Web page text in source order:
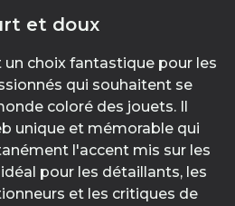
et doux
un choix fantastique pour les
qui souhaitent se
coloré des jouets. Il
unique et mémorable qui
l'accent mis sur les
pour les détaillants, les
et les critiques de